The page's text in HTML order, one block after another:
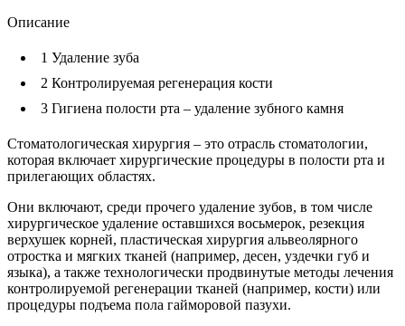
Описание
1 Удаление зуба
2 Контролируемая регенерация кости
3 Гигиена полости рта – удаление зубного камня
Стоматологическая хирургия – это отрасль стоматологии,
которая включает хирургические процедуры в полости рта и
прилегающих областях.
Они включают, среди прочего удаление зубов, в том числе
хирургическое удаление оставшихся восьмерок, резекция
верхушек корней, пластическая хирургия альвеолярного
отростка и мягких тканей (например, десен, уздечки губ и
языка), а также технологически продвинутые методы лечения
контролируемой регенерации тканей (например, кости) или
процедуры подъема пола гайморовой пазухи.